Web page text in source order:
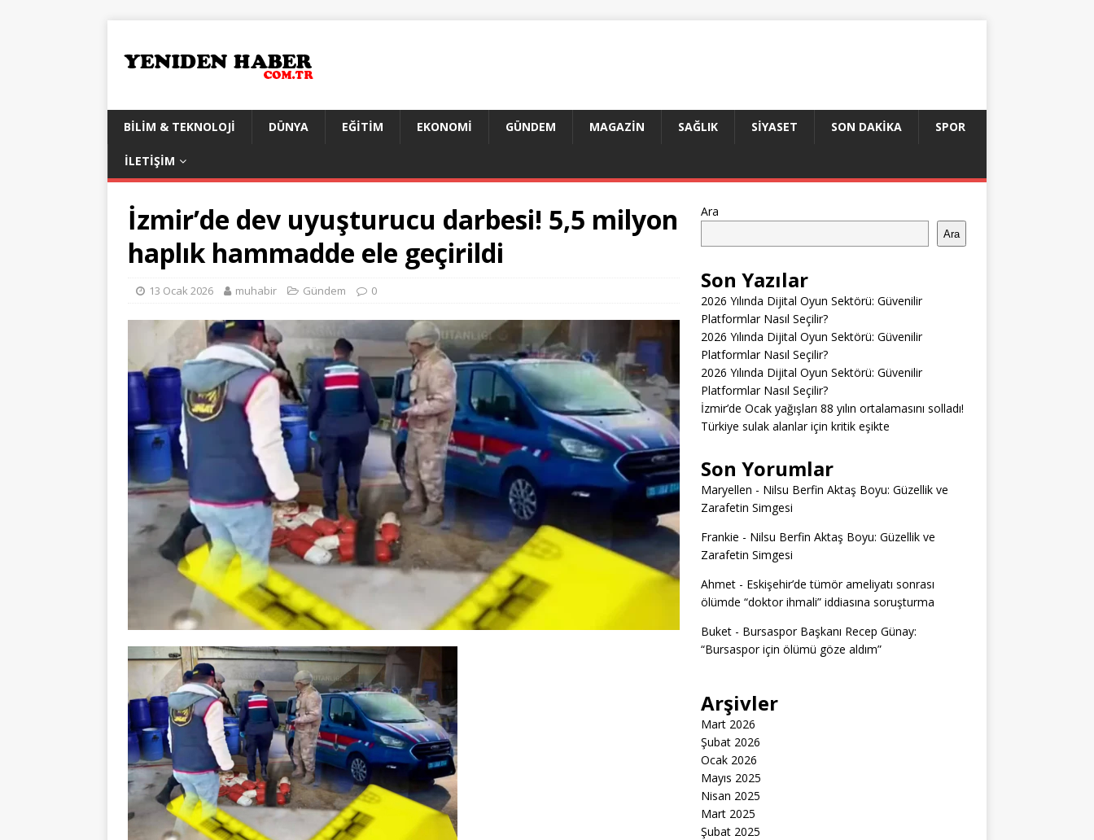
BILIM & TEKNOLOJI DÜNYA EĞITIM EKONOMI GÜNDEM MAGAZIN SAĞLIK SIYASET SON DAKIKA SPOR
İLETIŞIM
İzmir’de dev uyuşturucu darbesi! 5,5 milyon
haplık hammadde ele geçirildi
13 Ocak 2026 muhabir Gündem 0
Ara
Ara
Son Yazılar
2026 Yılında Dijital Oyun Sektörü: Güvenilir
Platformlar Nasıl Seçilir?
2026 Yılında Dijital Oyun Sektörü: Güvenilir
Platformlar Nasıl Seçilir?
2026 Yılında Dijital Oyun Sektörü: Güvenilir
Platformlar Nasıl Seçilir?
İzmir’de Ocak yağışları 88 yılın ortalamasını solladı!
Türkiye sulak alanlar için kritik eşikte
Son Yorumlar
Maryellen - Nilsu Berfin Aktaş Boyu: Güzellik ve
Zarafetin Simgesi
Frankie - Nilsu Berfin Aktaş Boyu: Güzellik ve
Zarafetin Simgesi
Ahmet- Eskişehir’de tümör ameliyatı sonrası
ölümde “doktor ihmali” iddiasına soruşturma
Buket- Bursaspor Başkanı Recep Günay:
“Bursaspor için ölümü göze aldım”
Arşivler
Mart 2026
Şubat 2026
Ocak 2026
Mayıs 2025
Nisan 2025
Mart 2025
Şubat 2025